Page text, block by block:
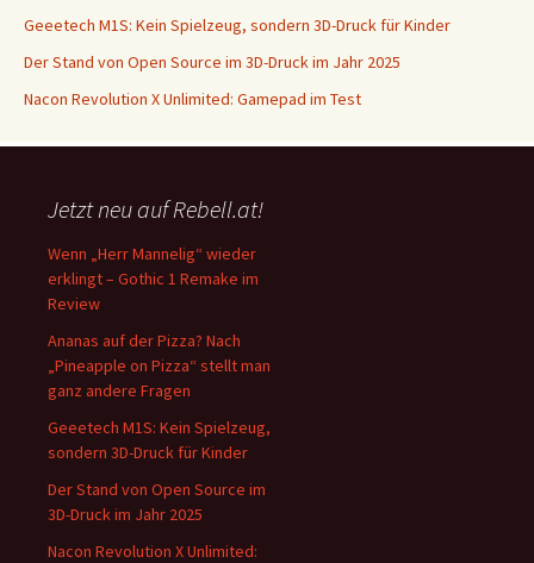
Geeetech M1S: Kein Spielzeug, sondern 3D-Druck für Kinder
Der Stand von Open Source im 3D-Druck im Jahr 2025
Nacon Revolution X Unlimited: Gamepad im Test
Jetzt neu auf Rebell.at!
Wenn „Herr Mannelig“ wieder
erklingt – Gothic 1 Remake im
Review
Ananas auf der Pizza? Nach
„Pineapple on Pizza“ stellt man
ganz andere Fragen
Geeetech M1S: Kein Spielzeug,
sondern 3D-Druck für Kinder
Der Stand von Open Source im
3D-Druck im Jahr 2025
Nacon Revolution X Unlimited: